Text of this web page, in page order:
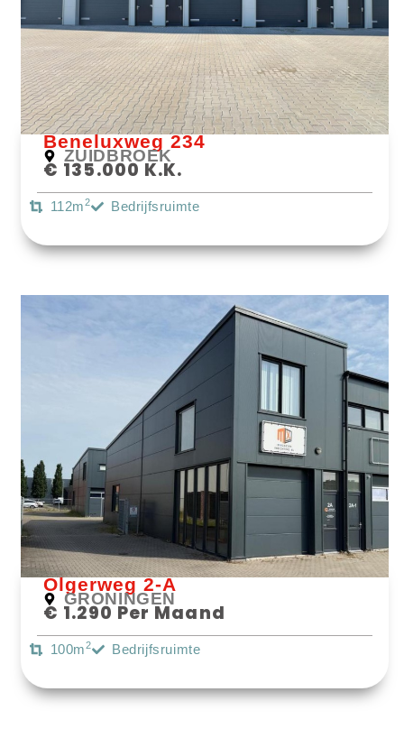
Bekijk Object
Beneluxweg 234
ZUIDBROEK
€ 135.000 K.k.
112m2 Bedrijfsruimte
Bekijk Object
Olgerweg 2-A
GRONINGEN
€ 1.290 Per Maand
100m2 Bedrijfsruimte